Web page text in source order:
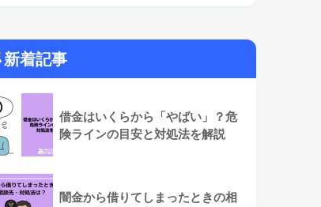
新着記事
借金はいくらから「やばい」？危
険ラインの目安と対処法を解説
闇金から借りてしまったときの相